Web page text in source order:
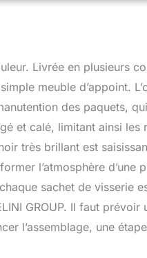
SYSTÈME NEXUS
utilisation efficace de
PRO++ & LONGÉVITÉ –
toutes les arêtes et
système PRO+ prolonge
garantit une qualité durable.
haut de gamme en
grande résistance et un
les irrégularités du
Livrée en plusieurs
meuble d’appoint.
des paquets,
et calé, limitant ainsi les
très brillant est
l’atmosphère d’une
sachet de visserie
GROUP. Il faut prévoir
l’assemblage, une